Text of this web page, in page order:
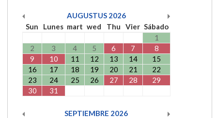
AUGUSTUS 2026
Sun
Lunes mart wed Thu Vier Sábado
1
2
3 4 5 6 7
8
9
10 11 12 13 14
15
16
17 18 19 20 21
22
23
24 25 26 27 28
29
30
31
SEPTIEMBRE 2026